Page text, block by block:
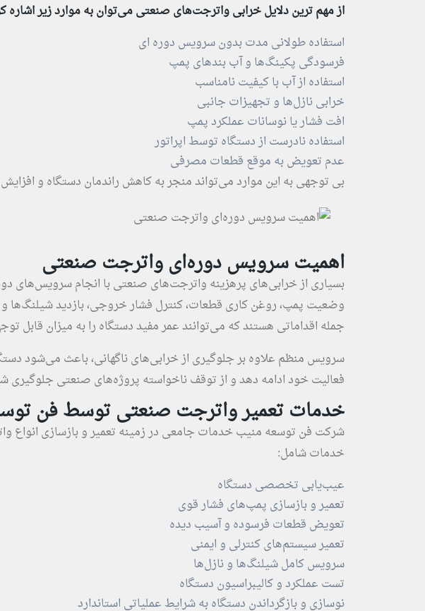
از مهم ‌ترین دلایل خرابی واترجت‌های صنعتی می‌توان به موارد زیر اشاره
استفاده طولانی ‌مدت بدون سرویس دوره‌ ای
فرسودگی پکینگ‌ها و آب ‌بندهای پمپ
استفاده از آب با کیفیت نامناسب
خرابی نازل‌ها و تجهیزات جانبی
افت فشار یا نوسانات عملکرد پمپ
استفاده نادرست از دستگاه توسط اپراتور
عدم تعویض به موقع قطعات مصرفی
بی‌ توجهی به این موارد می‌تواند منجر به کاهش راندمان دستگاه و
اهمیت سرویس دوره‌ای واترجت صنعتی
بسیاری از خرابی‌های پرهزینه واترجت‌های صنعتی با انجام سرویس‌های
وضعیت پمپ، روغن ‌کاری قطعات، کنترل فشار خروجی، بازدید شیلنگ‌ها
جمله اقداماتی هستند که می‌توانند عمر مفید دستگاه را به میزان قابل
سرویس منظم علاوه بر جلوگیری از خرابی‌های ناگهانی، باعث می‌شود
فعالیت خود ادامه دهد و از توقف ناخواسته پروژه‌های صنعتی جلوگیری
خدمات تعمیر واترجت صنعتی توسط فن
شرکت فن توسعه منیب خدمات جامعی در زمینه تعمیر و بازسازی انواع
خدمات شامل:
عیب‌یابی تخصصی دستگاه
تعمیر و بازسازی پمپ‌های فشار قوی
تعویض قطعات فرسوده و آسیب ‌دیده
تعمیر سیستم‌های کنترلی و ایمنی
سرویس کامل شیلنگ‌ها و نازل‌ها
تست عملکرد و کالیبراسیون دستگاه
نوسازی و بازگرداندن دستگاه به شرایط عملیاتی استاندارد